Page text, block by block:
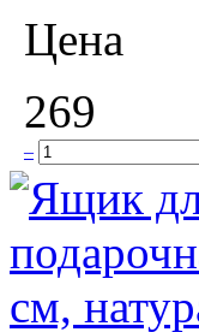
Цена
269
–